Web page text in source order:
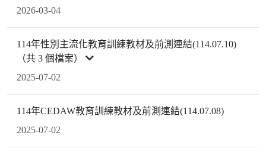
2026-03-04
114年性別主流化教育訓練教材及前測連結(114.07.10)
（共 3 個檔案）
2025-07-02
114年CEDAW教育訓練教材及前測連結(114.07.08)
2025-07-02